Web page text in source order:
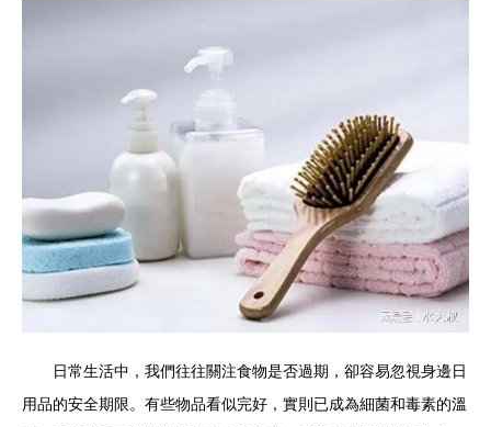
日常生活中，我們往往關注食物是否過期，卻容易忽視身邊日
用品的安全期限。有些物品看似完好，實則已成為細菌和毒素的溫